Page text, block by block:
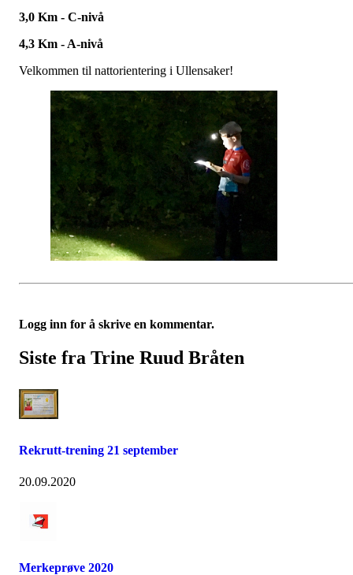
3,0 Km - C-nivå
4,3 Km - A-nivå
Velkommen til nattorientering i Ullensaker!
Logg inn for å skrive en kommentar.
Siste fra Trine Ruud Bråten
Rekrutt-trening 21 september
20.09.2020
Merkeprøve 2020